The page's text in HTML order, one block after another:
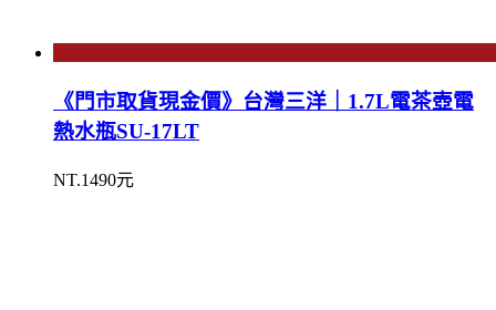
《門市取貨現金價》台灣三洋｜1.7L電茶壺電
熱水瓶SU-17LT
NT.1490元